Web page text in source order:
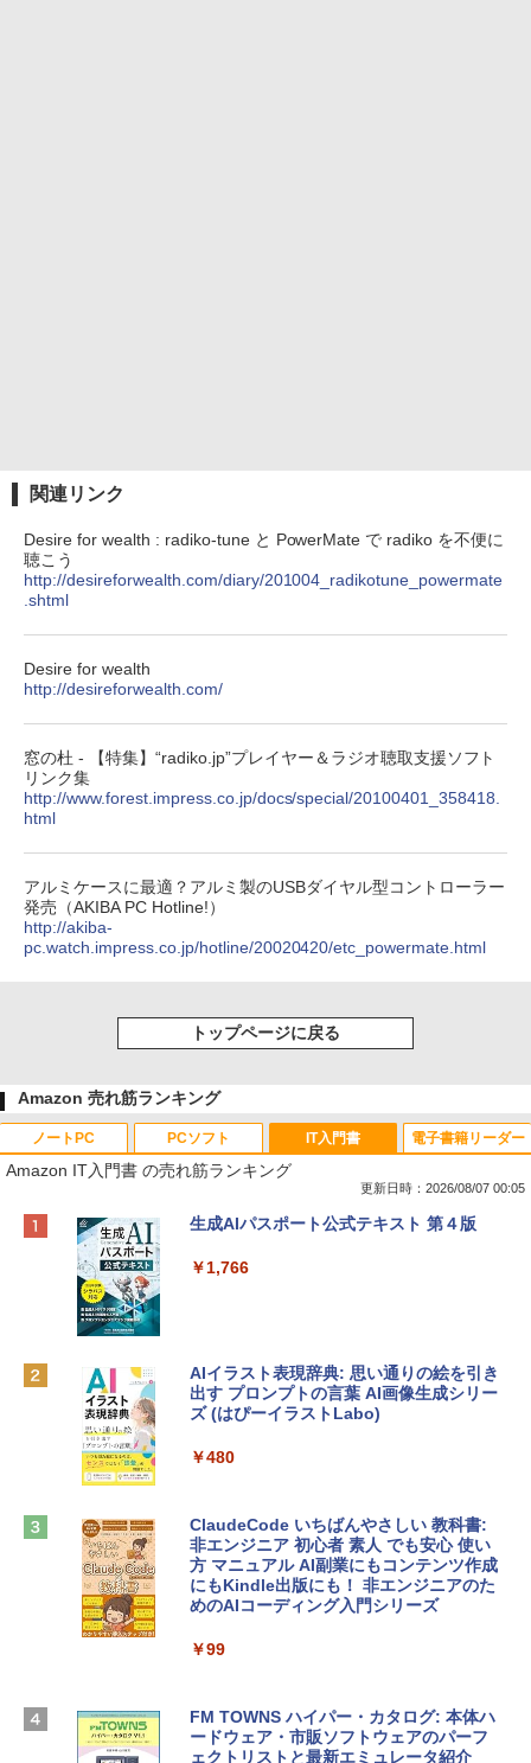
関連リンク
Desire for wealth : radiko-tune と PowerMate で radiko を不便に
聴こう
http://desireforwealth.com/diary/201004_radikotune_powermate
.shtml
Desire for wealth
http://desireforwealth.com/
窓の杜 - 【特集】“radiko.jp”プレイヤー＆ラジオ聴取支援ソフト
リンク集
http://www.forest.impress.co.jp/docs/special/20100401_358418.
html
アルミケースに最適？アルミ製のUSBダイヤル型コントローラー
発売（AKIBA PC Hotline!）
http://akiba-
pc.watch.impress.co.jp/hotline/20020420/etc_powermate.html
トップページに戻る
Amazon 売れ筋ランキング
ノートPC
Apple 2026 MacBook Neo A18 Proチッ
e Intelligence、Liquid Retinaディスプ
￥162,598
tomtoc 360°保護 15.6 16インチ パソコ
￥2,952
Apple 2026 MacBook Air M5チップ搭載
igence、13.6インチLiquid Retinaディ
ラ、Touch ID - ミッドナイト + 3年延長
AppleCare+ for 13インチMacBook Air
(M5)|ダウンロード版
PCソフト
Robloxギフトカード - 800 Robux 【限
インゲームコード】 ロブロックス | オン
Robloxギフトカード - 2,000 Robux 【限
定バーチャルアイテムを含む】 【オンラ
ラインコード版
Microsoft Office Home & Business 202
4(最新 永続版)|オンラインコード版|Wind
ows11、10/mac対応|PC2台
￥39,582
Robloxギフトカード - 1000 Robux 【限
定バーチャルアイテムを含む】 【オンラ
IT入門書
Amazon IT入門書 の売れ筋ランキング
更新日時：2026/08/07 00:05
生成AIパスポート公式テキスト 第４版
￥1,766
AIイラスト表現辞典: 思い通りの絵を引き
出す プロンプトの言葉 AI画像生成シリー
ズ (はぴーイラストLabo)
￥480
ClaudeCode いちばんやさしい 教科書:
非エンジニア 初心者 素人 でも安心 使い
方 マニュアル AI副業にもコンテンツ作成
にもKindle出版にも！ 非エンジニアのた
めのAIコーディング入門シリーズ
￥99
FM TOWNS ハイパー・カタログ: 本体ハ
ードウェア・市販ソフトウェアのパーフ
ェクトリストと最新エミュレータ紹介
電子書籍リーダー